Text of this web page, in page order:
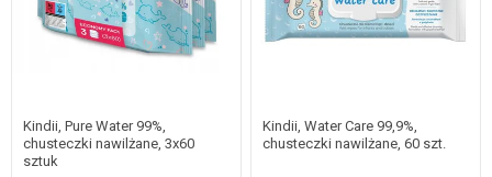
Kindii, Pure Water 99%,
chusteczki nawilżane, 3x60
sztuk
Kindii, Water Care 99,9%,
chusteczki nawilżane, 60 szt.